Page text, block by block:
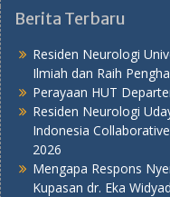
Berita Terbaru
Residen Neurologi
Ilmiah dan Raih
Perayaan HUT
Residen Neurologi
Indonesia
2026
Mengapa Respons
Kupasan dr. Eka